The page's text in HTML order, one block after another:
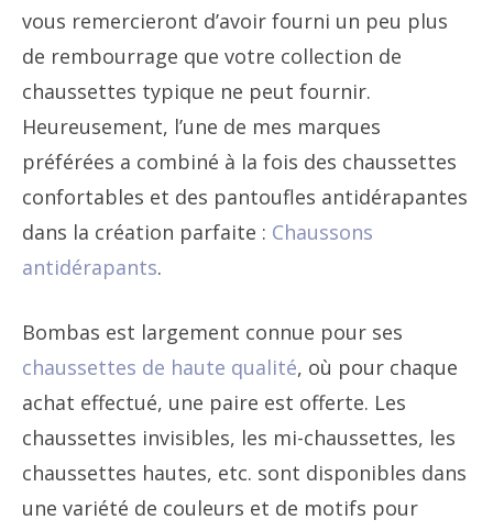
vous remercieront d’avoir fourni un peu plus
de rembourrage que votre collection de
chaussettes typique ne peut fournir.
Heureusement, l’une de mes marques
préférées a combiné à la fois des chaussettes
confortables et des pantoufles antidérapantes
dans la création parfaite : Chaussons
antidérapants.
Bombas est largement connue pour ses
chaussettes de haute qualité, où pour chaque
achat effectué, une paire est offerte. Les
chaussettes invisibles, les mi-chaussettes, les
chaussettes hautes, etc. sont disponibles dans
une variété de couleurs et de motifs pour